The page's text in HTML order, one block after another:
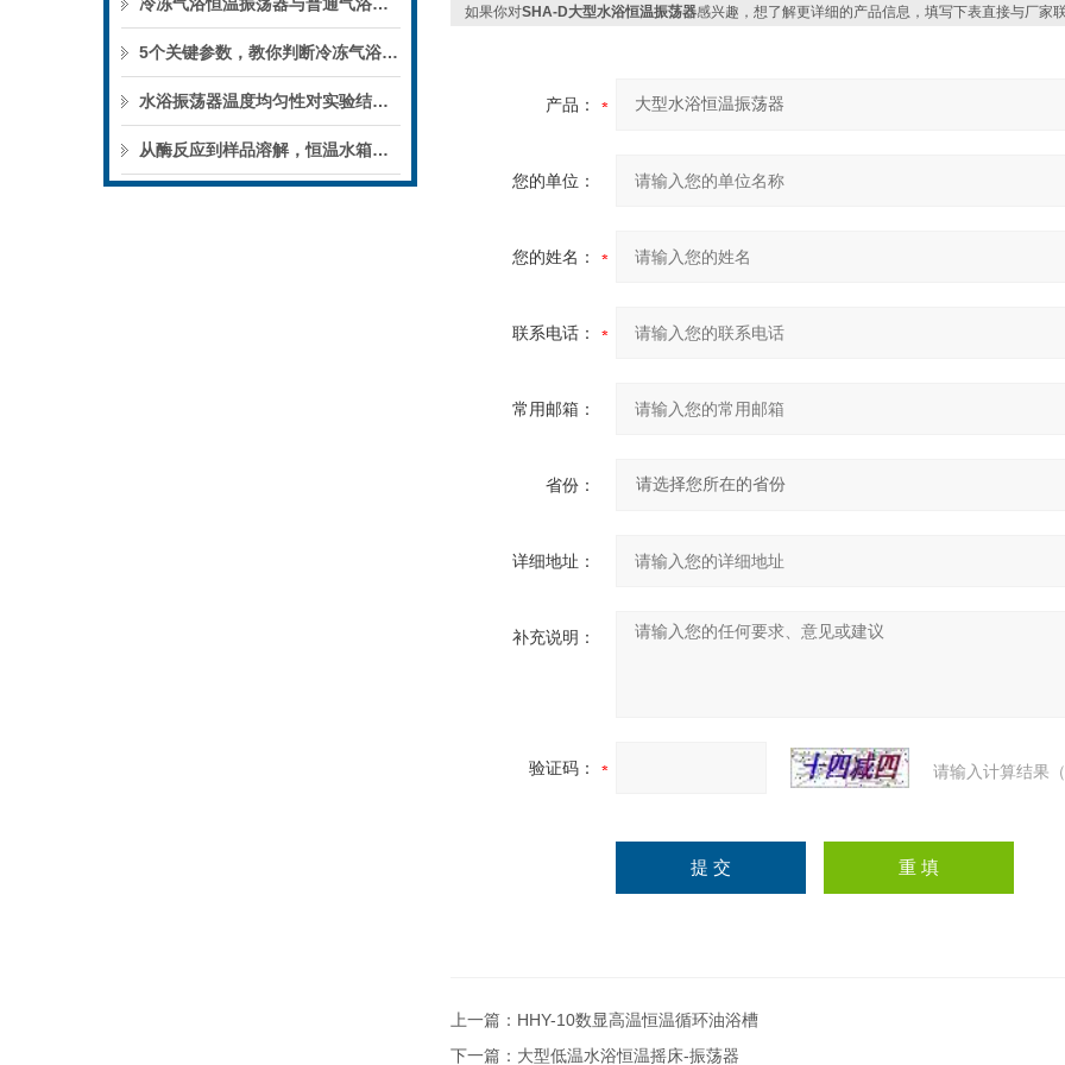
5个关键参数，教你判断冷冻气浴恒温振荡器的性能优劣
水浴振荡器温度均匀性对实验结果的影响
从酶反应到样品溶解，恒温水箱的实验用途
如果你对SHA-D大型水浴恒温振荡器感兴趣，想了解更详细的产品信息，填写下表直接与厂家
产品：
您的单位：
您的姓名：
联系电话：
常用邮箱：
省份：
详细地址：
补充说明：
验证码： 请输入计算结果
上一篇： HHY-10数显高温恒温循环油浴槽
下一篇： 大型低温水浴恒温摇床-振荡器